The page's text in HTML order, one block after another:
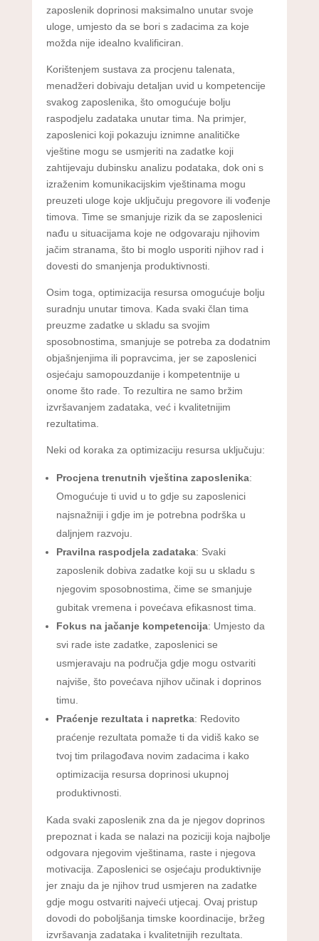
zaposlenik doprinosi maksimalno unutar svoje
uloge, umjesto da se bori s zadacima za koje
možda nije idealno kvalificiran.
Korištenjem sustava za procjenu talenata,
menadžeri dobivaju detaljan uvid u kompetencije
svakog zaposlenika, što omogućuje bolju
raspodjelu zadataka unutar tima. Na primjer,
zaposlenici koji pokazuju iznimne analitičke
vještine mogu se usmjeriti na zadatke koji
zahtijevaju dubinsku analizu podataka, dok oni s
izraženim komunikacijskim vještinama mogu
preuzeti uloge koje uključuju pregovore ili vođenje
timova. Time se smanjuje rizik da se zaposlenici
nađu u situacijama koje ne odgovaraju njihovim
jačim stranama, što bi moglo usporiti njihov rad i
dovesti do smanjenja produktivnosti.
Osim toga, optimizacija resursa omogućuje bolju
suradnju unutar timova. Kada svaki član tima
preuzme zadatke u skladu sa svojim
sposobnostima, smanjuje se potreba za dodatnim
objašnjenjima ili popravcima, jer se zaposlenici
osjećaju samopouzdanije i kompetentnije u
onome što rade. To rezultira ne samo bržim
izvršavanjem zadataka, već i kvalitetnijim
rezultatima.
Neki od koraka za optimizaciju resursa uključuju:
Procjena trenutnih vještina zaposlenika:
Omogućuje ti uvid u to gdje su zaposlenici
najsnažniji i gdje im je potrebna podrška u
daljnjem razvoju.
Pravilna raspodjela zadataka: Svaki
zaposlenik dobiva zadatke koji su u skladu s
njegovim sposobnostima, čime se smanjuje
gubitak vremena i povećava efikasnost tima.
Fokus na jačanje kompetencija: Umjesto da
svi rade iste zadatke, zaposlenici se
usmjeravaju na područja gdje mogu ostvariti
najviše, što povećava njihov učinak i doprinos
timu.
Praćenje rezultata i napretka: Redovito
praćenje rezultata pomaže ti da vidiš kako se
tvoj tim prilagođava novim zadacima i kako
optimizacija resursa doprinosi ukupnoj
produktivnosti.
Kada svaki zaposlenik zna da je njegov doprinos
prepoznat i kada se nalazi na poziciji koja najbolje
odgovara njegovim vještinama, raste i njegova
motivacija. Zaposlenici se osjećaju produktivnije
jer znaju da je njihov trud usmjeren na zadatke
gdje mogu ostvariti najveći utjecaj. Ovaj pristup
dovodi do poboljšanja timske koordinacije, bržeg
izvršavanja zadataka i kvalitetnijih rezultata.